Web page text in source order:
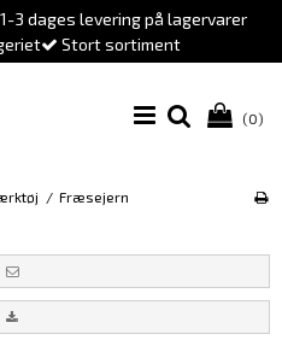
1-3 dages levering på lagervarer
Stort sortiment
(0)
/ Fræsejern